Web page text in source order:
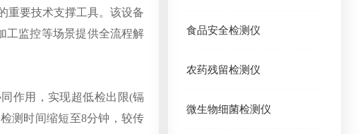
重要技术支撑工具。该设备
工监控等场景提供全流程解
作用，实现超低检出限(镉
测时间缩短至8分钟，较传
食品安全检测仪
农药残留检测仪
微生物细菌检测仪